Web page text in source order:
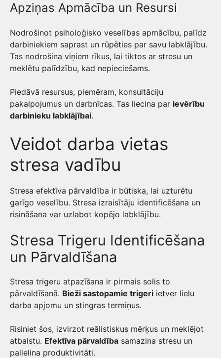
Apziņas Apmācība un Resursi
Nodrošinot psiholoģisko veselības apmācību, palīdz
darbiniekiem saprast un rūpēties par savu labklājību.
Tas nodrošina viņiem rīkus, lai tiktos ar stresu un
meklētu palīdzību, kad nepieciešams.
Piedāvā resursus, piemēram, konsultāciju
pakalpojumus un darbnīcas. Tas liecina par ievērību
darbinieku labklājībai.
Veidot darba vietas
stresa vadību
Stresa efektīva pārvaldība ir būtiska, lai uzturētu
garīgo veselību. Stresa izraisītāju identificēšana un
risināšana var uzlabot kopējo labklājību.
Stresa Trigeru Identificēšana
un Pārvaldīšana
Stresa trigeru atpazīšana ir pirmais solis to
pārvaldīšanā. Bieži sastopamie trigeri ietver lielu
darba apjomu un stingras termiņus.
Risiniet šos, izvirzot reālistiskus mērķus un meklējot
atbalstu. Efektīva pārvaldība samazina stresu un
palielina produktivitāti.